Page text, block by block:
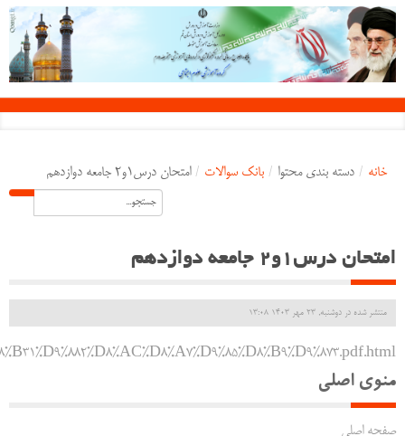
خانه / دسته بندی محتوا / بانک سوالات / امتحان درس1و2 جامعه دوازدهم
امتحان درس1و2 جامعه دوازدهم
منتشر شده در دوشنبه, 23 مهر 1403 13:08
منوی اصلی
صفحه اصلی